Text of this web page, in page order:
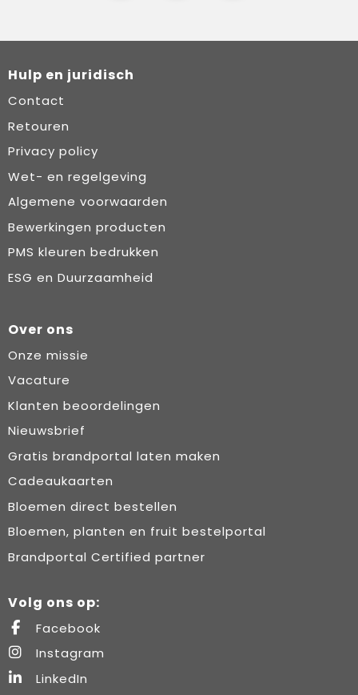
Hulp en juridisch
Contact
Retouren
Privacy policy
Wet- en regelgeving
Algemene voorwaarden
Bewerkingen producten
PMS kleuren bedrukken
ESG en Duurzaamheid
Over ons
Onze missie
Vacature
Klanten beoordelingen
Nieuwsbrief
Gratis brandportal laten maken
Cadeaukaarten
Bloemen direct bestellen
Bloemen, planten en fruit bestelportal
Brandportal Certified partner
Volg ons op:
Facebook
Instagram
LinkedIn